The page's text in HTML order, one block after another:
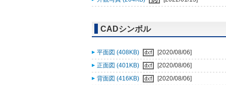
CADシンボル
平面図 (408KB)
[2020/08/06]
正面図 (401KB)
[2020/08/06]
背面図 (416KB)
[2020/08/06]